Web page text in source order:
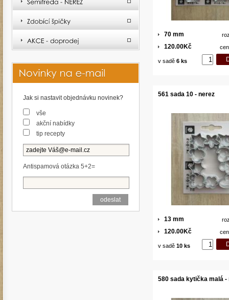
70 mm
120.00Kč
v sadě 6 ks
561 sada 10 - nerez
13 mm
120.00Kč
v sadě 10 ks
580 sada kytička malá -
Jak si nastavit objednávku novinek?
vše
akční nabídky
tip recepty
Antispamová otázka 5+2=